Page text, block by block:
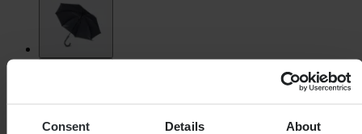
Consent Details About